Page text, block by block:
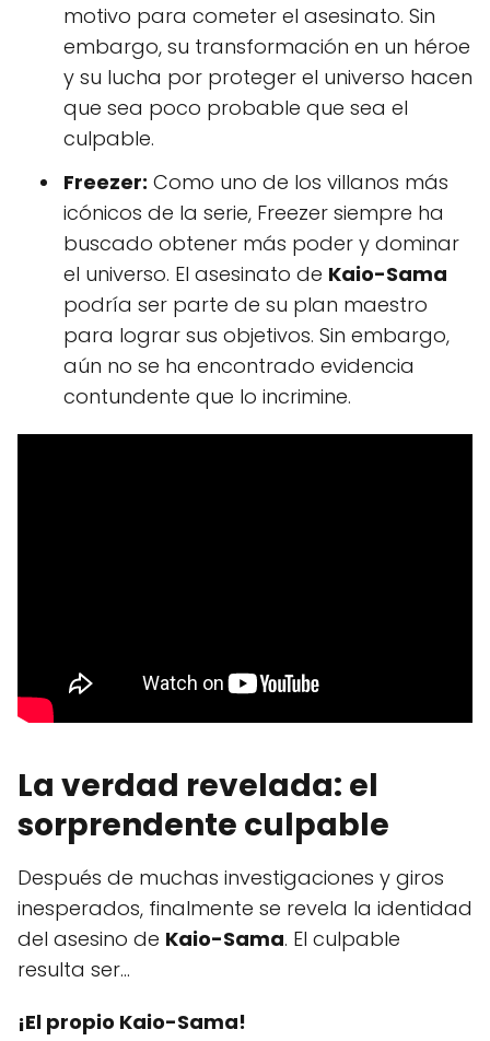
motivo para cometer el asesinato. Sin
embargo, su transformación en un héroe
y su lucha por proteger el universo hacen
que sea poco probable que sea el
culpable.
Freezer: Como uno de los villanos más
icónicos de la serie, Freezer siempre ha
buscado obtener más poder y dominar
el universo. El asesinato de Kaio-Sama
podría ser parte de su plan maestro
para lograr sus objetivos. Sin embargo,
aún no se ha encontrado evidencia
contundente que lo incrimine.
La verdad revelada: el
sorprendente culpable
Después de muchas investigaciones y giros
inesperados, finalmente se revela la identidad
del asesino de Kaio-Sama. El culpable
resulta ser...
¡El propio Kaio-Sama!